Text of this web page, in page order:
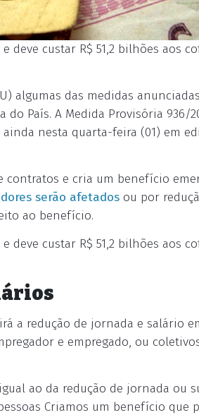
custar R$ 51,2 bilhões aos
algumas das medidas
País. A Medida Provisória 936/
nesta quarta-feira (01) em
contratos e cria um benefício
serão afetados ou por
ao benefício.
custar R$ 51,2 bilhões aos
a redução de jornada e salário
e empregado, ou
ao da redução de jornada ou
Criamos um benefício que